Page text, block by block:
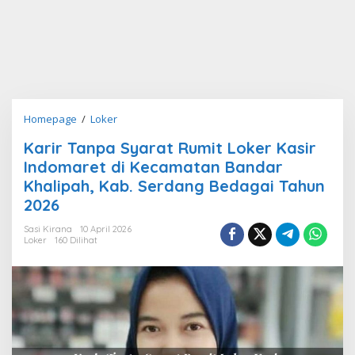
Homepage / LokerKarir
Syarat
Rumit
Loker
di
Khalipah,
Kab.
Serdang
Bedagai
Tahun
Karir Tanpa Syarat Rumit Loker Kasir
Indomaret di Kecamatan Bandar
Khalipah, Kab. Serdang Bedagai Tahun
2026
Sasi Kirana
10 April 2026
Loker
160 Dilihat